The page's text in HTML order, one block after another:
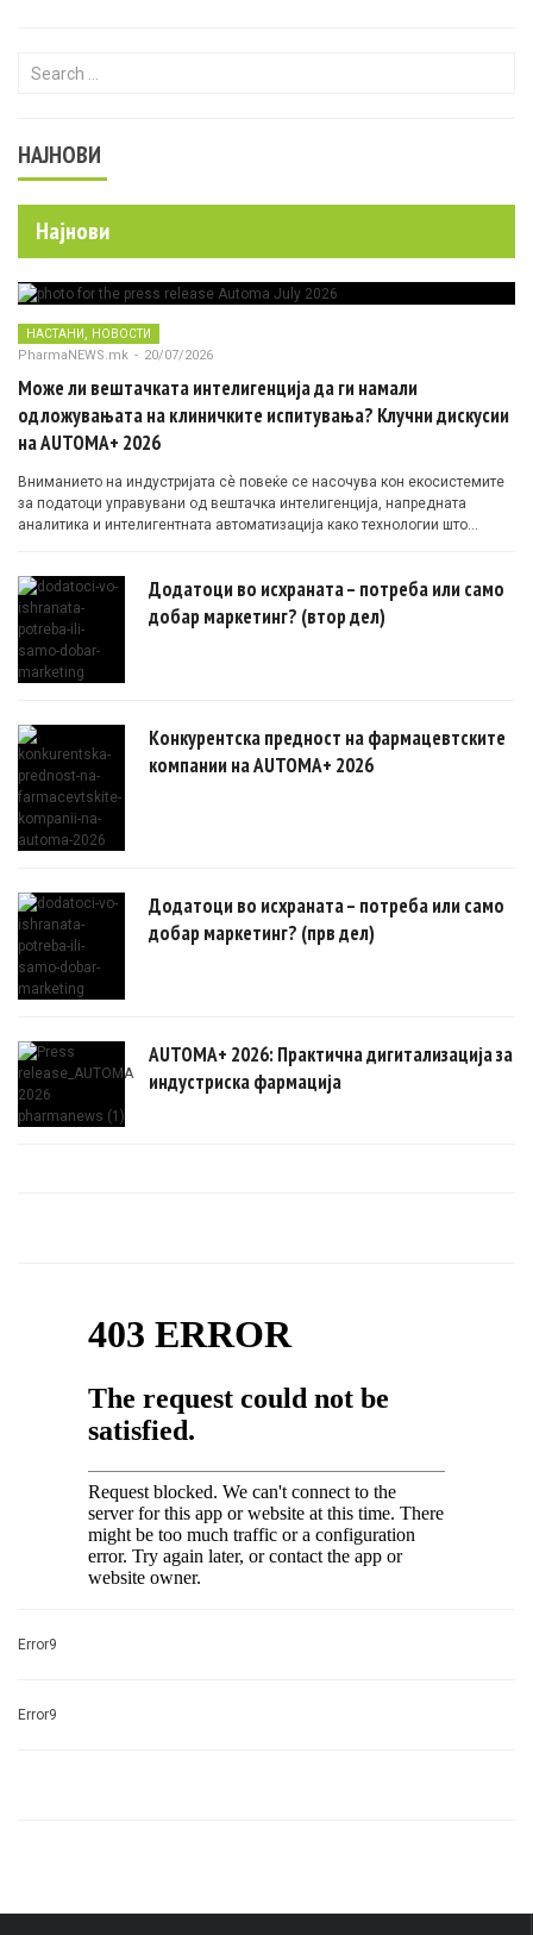
Search for:
НАЈНОВИ
Најнови
НАСТАНИ, НОВОСТИ
PharmaNEWS.mk - 20/07/2026
Може ли вештачката интелигенција да ги намали
одложувањата на клиничките испитувања? Клучни дискусии
на AUTOMA+ 2026
Вниманието на индустријата сè повеќе се насочува кон екосистемите
за податоци управувани од вештачка интелигенција, напредната
аналитика и интелигентната автоматизација како технологии што
Додатоци во исхраната – потреба или само
добар маркетинг? (втор дел)
Конкурентска предност на фармацевтските
компании на AUTOMA+ 2026
Додатоци во исхраната – потреба или само
добар маркетинг? (прв дел)
AUTOMA+ 2026: Практична дигитализација за
индустриска фармација
Error9
Error9